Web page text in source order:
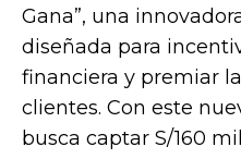
Gana”, una
diseñada para
financiera y premiar
clientes. Con este
busca captar S/160